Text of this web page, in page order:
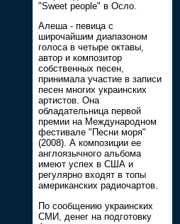
"Sweet people" в Осло.
Алеша - певица с
широчайшим диапазоном
голоса в четыре октавы,
автор и композитор
собственных песен,
принимала участие в записи
песен многих украинских
артистов. Она
обладательница первой
премии на Международном
фестивале "Песни моря"
(2008). А композиции ее
англоязычного альбома
имеют успех в США и
регулярно входят в топы
американских радиочартов.
По сообщению украинских
СМИ, денег на подготовку